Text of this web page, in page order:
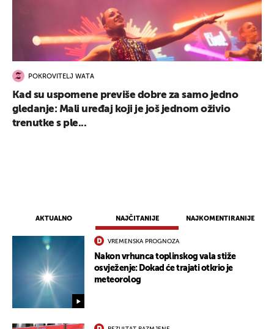
AKTUALNO NAJČITANIJE NAJKOMENTIRANIJE
VREMENSKA PROGNOZA
Nakon vrhunca toplinskog vala stiže
osvježenje: Dokad će trajati otkrio je
meteorolog
POKROVITELJ WATA
Kad su uspomene previše dobre za samo jedno
gledanje: Mali uređaj koji je još jednom oživio
trenutke s ple...
UKLJUČITE NOTIFIKACIJE